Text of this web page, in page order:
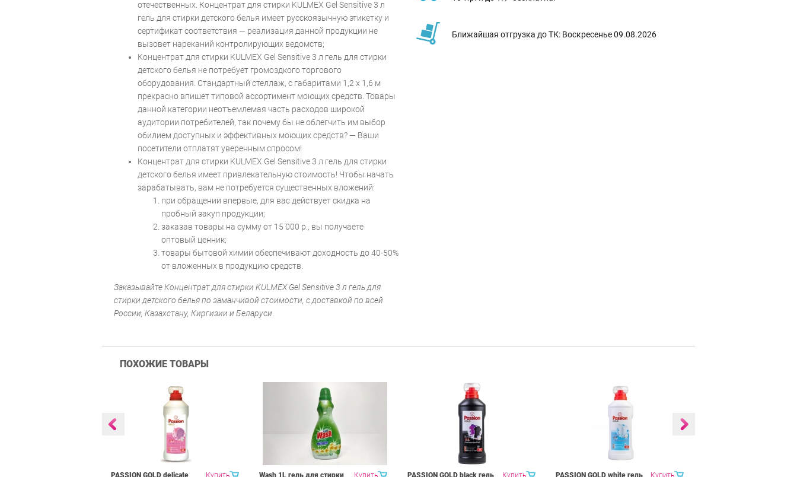
Ближайшая отгрузка до ТК: Воскресенье 09.08.2026
отечественных. Концентрат для стирки KULMEX Gel Sensitive 3 л
гель для стирки детского белья имеет русскоязычную этикетку и
сертификат соответствия — реализация данной продукции не
вызовет нареканий контролирующих ведомств;
Концентрат для стирки KULMEX Gel Sensitive 3 л гель для стирки
детского белья не потребует громоздкого торгового
оборудования. Стандартный стеллаж, с габаритами 1,2 х 1,6 м
прекрасно впишет типовой ассортимент моющих средств. Товары
данной категории неотъемлемая часть расходов широкой
аудитории потребителей, так почему бы не облегчить им выбор
обилием доступных и эффективных моющих средств? — Ваши
посетители отплатят уверенным спросом!
Концентрат для стирки KULMEX Gel Sensitive 3 л гель для стирки
детского белья имеет привлекательную стоимость! Чтобы начать
зарабатывать, вам не потребуется существенных вложений:
при обращении впервые, для вас действует скидка на
пробный закуп продукции;
заказав товары на сумму от 15 000 р., вы получаете
оптовый ценник;
товары бытовой химии обеспечивают доходность до 40-50%
от вложенных в продукцию средств.
Заказывайте Концентрат для стирки KULMEX Gel Sensitive 3 л гель для
стирки детского белья по заманчивой стоимости, с доставкой по всей
России, Казахстану, Киргизии и Беларуси
ПОХОЖИЕ ТОВАРЫ
Купить
PASSION GOLD delicate Купить
Wash 1L гель для стирки Купить
PASSION GOLD black гель Купить
PASSION GOLD white гель